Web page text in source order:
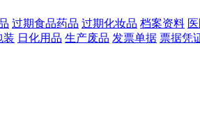
过期食品药品 过期化妆品 档案资料
装 日化用品 生产废品 发票单据 票据凭